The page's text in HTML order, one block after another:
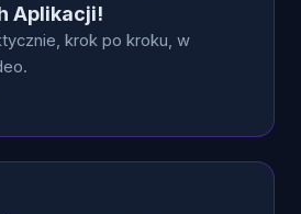
Aplikacji!
krok po kroku, w